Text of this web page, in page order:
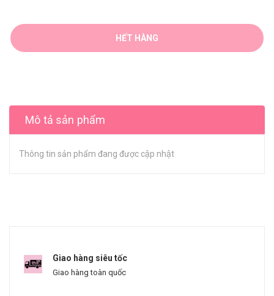
HẾT HÀNG
Mô tả sản phẩm
Thông tin sản phẩm đang được cập nhật
Giao hàng siêu tốc
Giao hàng toàn quốc